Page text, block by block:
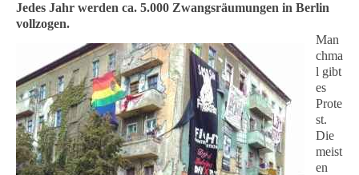
Jedes Jahr werden ca. 5.000 Zwangsräumungen in Berlin
vollzogen.
Man
chma
l gibt
es
Prote
st.
Die
meist
en